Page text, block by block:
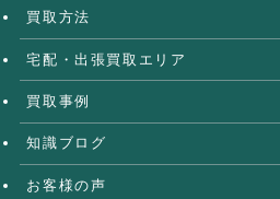
買取方法
宅配・出張買取エリア
買取事例
知識ブログ
お客様の声